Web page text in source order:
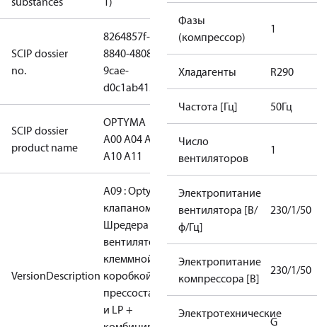
SCIP dossier
no.
8264857f-
8840-4808-
9cae-
d0c1ab415ef5
SCIP dossier
product name
OPTYMA
A00 A04 A09
A10 A11
VersionDescription
A09 : Optyma с
клапаном
Шредера +
вентилятором EC +
клеммной
коробкой + мин.
прессостатами HP
и LP +
Фазы
(компрессор)
1
Хладагенты R290
Частота [Гц] 50Гц
Число
вентиляторов
1
Электропитание
вентилятора [В/
ф/Гц]
230/1/50
Электропитание
компрессора [В]
230/1/50
Электротехнические
G